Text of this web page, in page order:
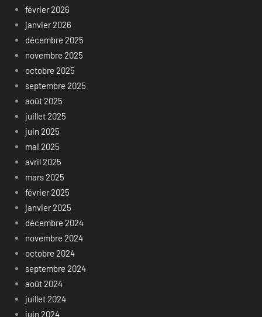
février 2026
janvier 2026
décembre 2025
novembre 2025
octobre 2025
septembre 2025
août 2025
juillet 2025
juin 2025
mai 2025
avril 2025
mars 2025
février 2025
janvier 2025
décembre 2024
novembre 2024
octobre 2024
septembre 2024
août 2024
juillet 2024
juin 2024